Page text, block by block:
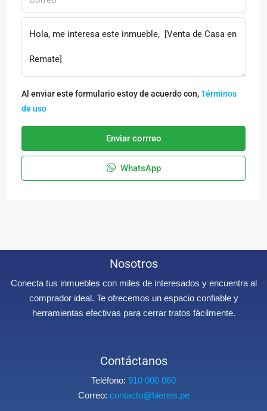
Al enviar este formulario estoy de acuerdo con,Términos
de uso
Enviar corrreo
WhatsApp
Nosotros
Conecta tus inmuebles con miles de interesados y encuentra al
comprador ideal. Te ofrecemos un espacio confiable y
herramientas efectivas para cerrar tratos fácilmente.
Contáctanos
Teléfono: 910 000 060
Correo: contacto@bienes.pe